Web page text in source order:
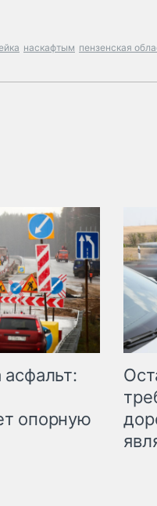
наскафтым пензенская
опорную